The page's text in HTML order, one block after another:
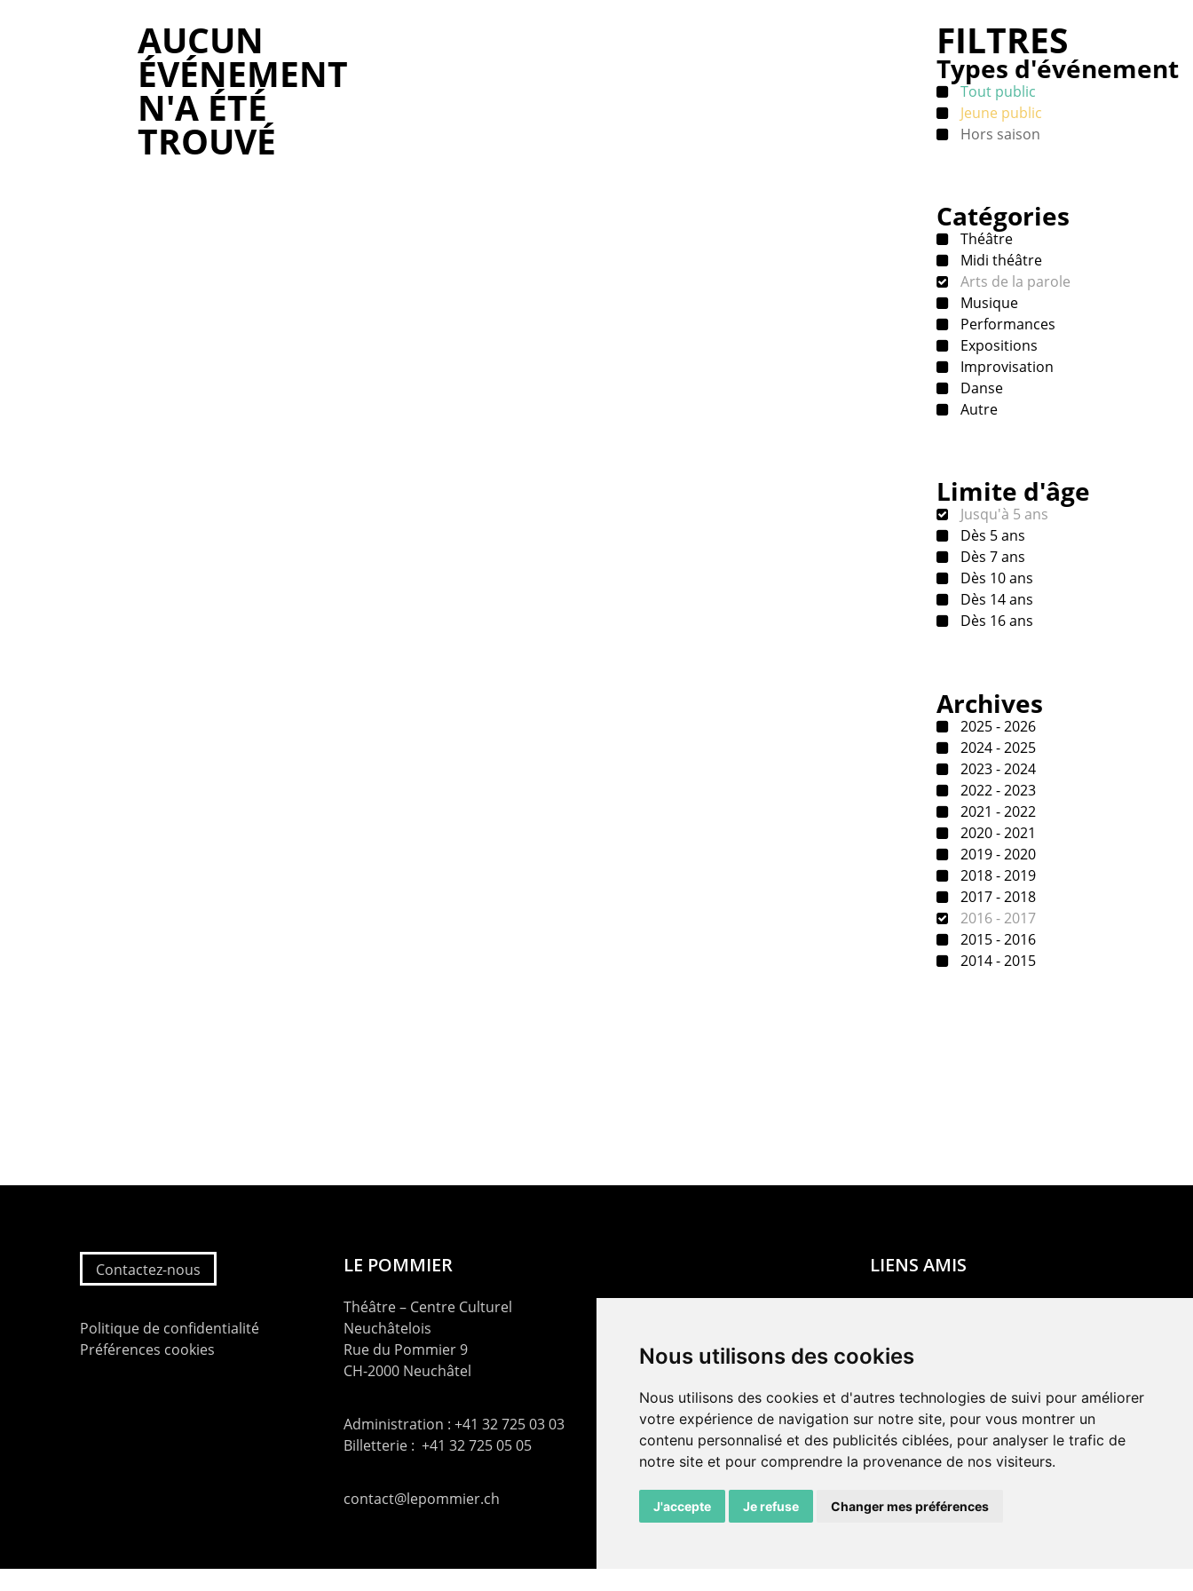
Nous utilisons des cookies
Nous utilisons des cookies et d'autres technologies de suivi pour améliorer
votre expérience de navigation sur notre site, pour vous montrer un
contenu personnalisé et des publicités ciblées, pour analyser le trafic de
notre site et pour comprendre la provenance de nos visiteurs.
J'accepte Je refuse Changer mes préférences
AUCUN
ÉVÉNEMENT
N'A ÉTÉ
TROUVÉ
FILTRES
Types d'événement
Tout public
Jeune public
Hors saison
Catégories
Théâtre
Midi théâtre
Arts de la parole
Musique
Performances
Expositions
Improvisation
Danse
Autre
Limite d'âge
Jusqu'à 5 ans
Dès 5 ans
Dès 7 ans
Dès 10 ans
Dès 14 ans
Dès 16 ans
Archives
2025 - 2026
2024 - 2025
2023 - 2024
2022 - 2023
2021 - 2022
2020 - 2021
2019 - 2020
2018 - 2019
2017 - 2018
2016 - 2017
2015 - 2016
2014 - 2015
Contactez-nous
Politique de confidentialité
Préférences cookies
LE POMMIER
Théâtre – Centre Culturel
Neuchâtelois
Rue du Pommier 9
CH-2000 Neuchâtel
Administration : +41 32 725 03 03
Billetterie : +41 32 725 05 05
contact@lepommier.ch
LIENS AMIS